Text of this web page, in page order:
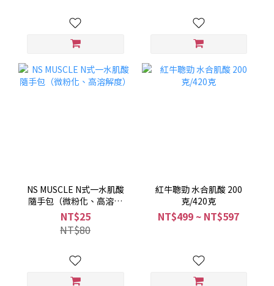
NS MUSCLE N式一水肌酸
隨手包（微粉化、高溶解
度）
NT$25
NT$80
紅牛聰勁 水合肌酸 200
克/420克
NT$499 ~ NT$597